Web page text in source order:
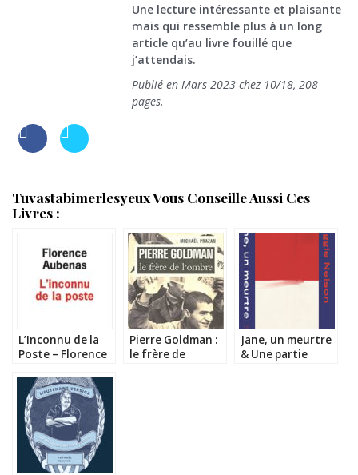
Une lecture intéressante et plaisante
mais qui ressemble plus à un long
article qu’au livre fouillé que
j’attendais.
Publié en Mars 2023 chez 10/18, 208
pages.
Tuvastabimerlesyeux Vous Conseille Aussi Ces
Livres :
L’Inconnu de la
Poste – Florence
Pierre Goldman :
le frère de
Jane, un meurtre
& Une partie